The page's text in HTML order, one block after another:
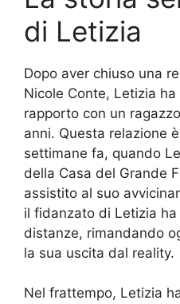
di Letizia
Dopo aver chiuso una
Nicole Conte, Letizia
rapporto con un
anni. Questa relazione
settimane fa, quando
della Casa del Grande
assistito al suo
il fidanzato di Letizia
distanze, rimandando
la sua uscita dal reality.
Nel frattempo, Letizia